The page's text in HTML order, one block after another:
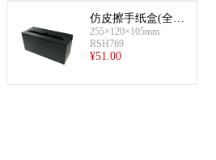
仿皮擦手纸盒(全黑
台面式)
255×120×105mm
RSH769
¥51.00